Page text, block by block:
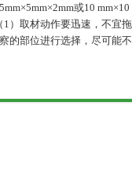
或10
1）取材动作要迅速，不宜
的部位进行选择，尽可能